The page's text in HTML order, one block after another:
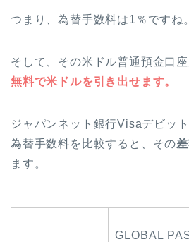
つまり、為替手数料は1％ですね。
そして、その米ドル普通預金口
無料で米ドルを引き出せます。
ジャパンネット銀行Visaデビッ
為替手数料を比較すると、その
ます。
GLOBAL